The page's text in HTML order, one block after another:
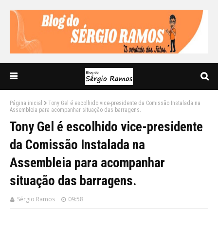
Página inicial
Tony Gel é escolhido vice-presidente da Comissão Instalada na
Assembleia para acompanhar situação das barragens.
Tony Gel é escolhido vice-presidente
da Comissão Instalada na
Assembleia para acompanhar
situação das barragens.
Sérgio Ramos 09:58